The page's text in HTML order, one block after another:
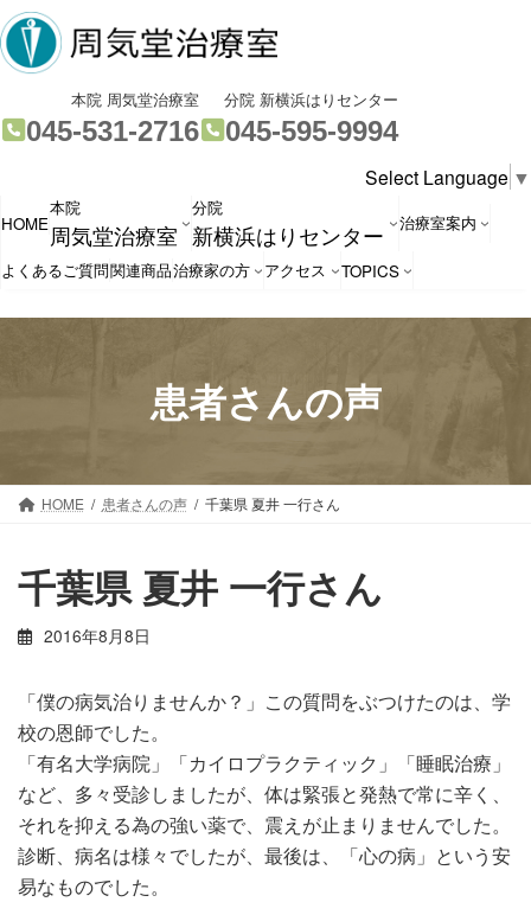
コ
ン
テ
ツ
プ
ナ
ビ
ゲ
シ
動
本院 周気堂治療室
045-531-2716
ル
リ
ク
分院 新横浜はりセンター
045-595-9994
ル
リ
ン
ク
Select Language ▼
HOME
本院
周気堂治療室
分院
新横浜はりセンター 治療室案内
よくあるご質問関連商品治療家の方 アクセス TOPICS
患者さんの声
HOME 患者さんの声 千葉県 夏井 一行さん
千葉県 夏井 一行さん
2016年8月8日
「僕の病気治りませんか？」この質問をぶつけたのは、学
校の恩師でした。
「有名大学病院」「カイロプラクティック」「睡眠治療」
など、多々受診しましたが、体は緊張と発熱で常に辛く、
それを抑える為の強い薬で、震えが止まりませんでした。
診断、病名は様々でしたが、最後は、「心の病」という安
易なものでした。